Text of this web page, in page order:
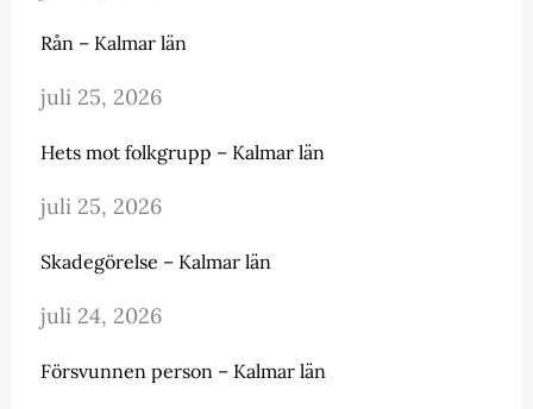
Rån – Kalmar län
juli 25, 2026
Hets mot folkgrupp – Kalmar län
juli 25, 2026
Skadegörelse – Kalmar län
juli 24, 2026
Försvunnen person – Kalmar län